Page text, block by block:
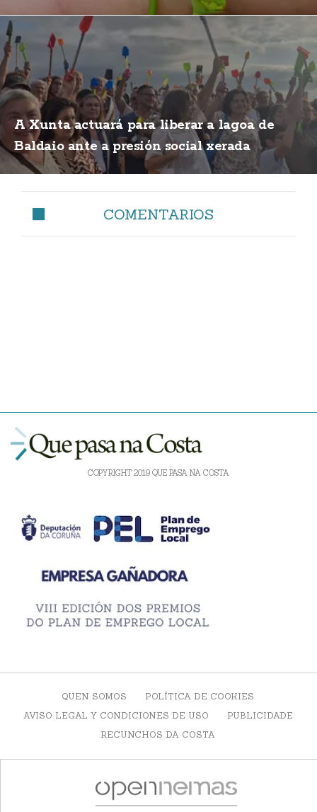
A Xunta actuará para liberar a lagoa de
Baldaio ante a presión social xerada
COMENTARIOS
COPYRIGHT 2019 QUE PASA NA COSTA
QUEN SOMOS
POLÍTICA DE COOKIES
AVISO LEGAL Y CONDICIONES DE USO
PUBLICIDADE
RECUNCHOS DA COSTA